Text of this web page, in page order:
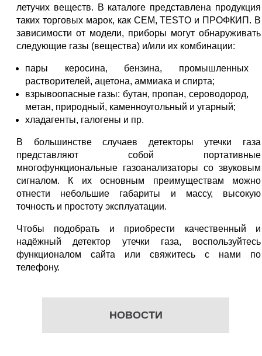
НОВОСТИ
летучих веществ. В каталоге представлена продукция
таких торговых марок, как CEM, TESTO и ПРОФКИП. В
зависимости от модели, приборы могут обнаруживать
следующие газы (вещества) и/или их комбинации:
пары керосина, бензина, промышленных
растворителей, ацетона, аммиака и спирта;
взрывоопасные газы: бутан, пропан, сероводород,
метан, природный, каменноугольный и угарный;
хладагенты, галогены и пр.
В большинстве случаев детекторы утечки газа
представляют собой портативные
многофункциональные газоанализаторы со звуковым
сигналом. К их основным преимуществам можно
отнести небольшие габариты и массу, высокую
точность и простоту эксплуатации.
Чтобы подобрать и приобрести качественный и
надёжный детектор утечки газа, воспользуйтесь
функционалом сайта или свяжитесь с нами по
телефону.